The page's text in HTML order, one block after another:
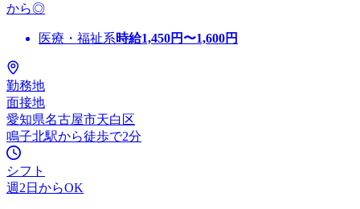
から◎
医療・福祉系時給1,450円〜1,600円
勤務地
面接地
愛知県名古屋市天白区
鳴子北駅から徒歩で2分
シフト
週2日からOK